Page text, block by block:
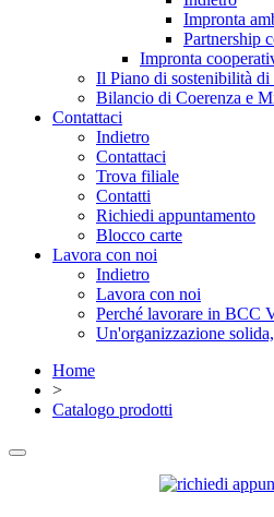
Impronta
Partnership
Impronta
Il Piano di sostenibilità di
Bilancio di Coerenza e
Contattaci
Indietro
Contattaci
Trova filiale
Contatti
Richiedi appuntamento
Blocco carte
Lavora con noi
Indietro
Lavora con noi
Perché lavorare in BCC
Un'organizzazione
Home
>
Catalogo prodotti